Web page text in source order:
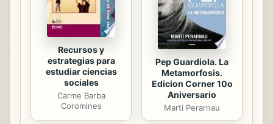
último, el lector encontrará...
Recursos y
estrategias para
estudiar ciencias
sociales
Carme Barba
Coromines
Pep Guardiola. La
Metamorfosis.
Edicion Corner 10o
Aniversario
Marti Perarnau